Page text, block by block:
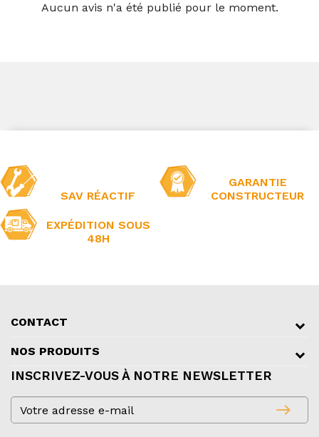
Aucun avis n'a été publié pour le moment.
SAV RÉACTIF
GARANTIE
CONSTRUCTEUR
EXPÉDITION SOUS
48H
CONTACT
NOS PRODUITS
INSCRIVEZ-VOUS À NOTRE NEWSLETTER
east